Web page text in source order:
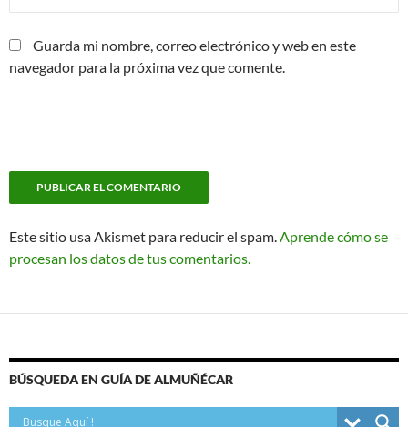
Guarda mi nombre, correo electrónico y web en este
navegador para la próxima vez que comente.
Este sitio usa Akismet para reducir el spam. Aprende cómo se
procesan los datos de tus comentarios.
BÚSQUEDA EN GUÍA DE ALMUÑÉCAR